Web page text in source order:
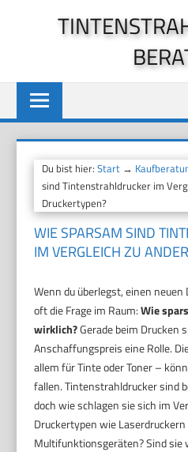
Du bist hier:Start →
sind Tintenstrahldrucker im
Druckertypen?
WIE SPARSAM SIND
IM VERGLEICH ZU
Wenn du überlegst, einen
oft die Frage im Raum:Wie
wirklich?Gerade beim Drucken
Anschaffungspreis eine Rolle.
allem für Tinte oder Toner –
fallen. Tintenstrahldrucker sind
doch wie schlagen sie sich im
Druckertypen wie Laserdruckern
Multifunktionsgeräten? Sind sie